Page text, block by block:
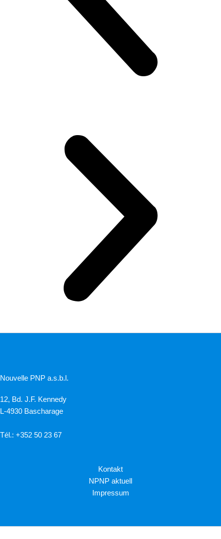
Nouvelle PNP a.s.b.l.
12, Bd. J.F. Kennedy
L-4930 Bascharage
Tél.: +352 50 23 67
Kontakt
NPNP aktuell
Impressum